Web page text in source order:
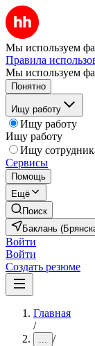
Мы используем
Правила
Мы используем
Понятно
Ищу работу
Ищу работу
Ищу работу
Ищу
Сервисы
Помощь
Ещё
Поиск
Баклань
Войти
Войти
Создать резюме
Главная
/
... /